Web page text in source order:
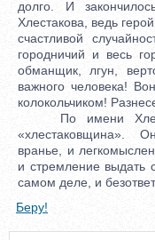
долго. И
Хлестакова, ведь
счастливой
городничий и весь
обманщик, лгун,
важного человека!
колокольчиком!
По имени
«хлестаковщина».
вранье, и
и стремление выдать
самом деле, и
Беру!